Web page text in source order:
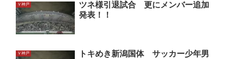
Ｖ神戸
ツネ様引退試合 更にメンバー追加
発表！！
Ｖ神戸
トキめき新潟国体 サッカー少年男